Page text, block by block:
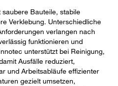
Bauteile, stabile
Verklebung. Unterschiedliche
verlangen nach
funktionieren und
unterstützt bei Reinigung,
Ausfälle reduziert,
und Arbeitsabläufe effizienter
gezielt umsetzen,